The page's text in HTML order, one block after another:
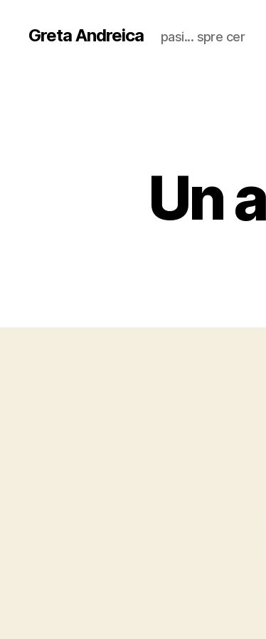
Greta Andreica pasi... spre cer
Un